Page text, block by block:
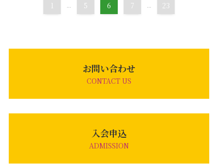
1 ... 5 6 7 ... 23
お問い合わせ
CONTACT US
入会申込
ADMISSION